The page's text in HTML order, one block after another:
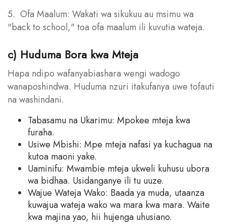
5. Ofa Maalum: Wakati wa sikukuu au msimu wa
"back to school," toa ofa maalum ili kuvutia wateja.
c) Huduma Bora kwa Mteja
Hapa ndipo wafanyabiashara wengi wadogo
wanaposhindwa. Huduma nzuri itakufanya uwe tofauti
na washindani.
Tabasamu na Ukarimu: Mpokee mteja kwa
furaha.
Usiwe Mbishi: Mpe mteja nafasi ya kuchagua na
kutoa maoni yake.
Uaminifu: Mwambie mteja ukweli kuhusu ubora
wa bidhaa. Usidanganye ili tu uuze.
Wajue Wateja Wako: Baada ya muda, utaanza
kuwajua wateja wako wa mara kwa mara. Waite
kwa majina yao, hii hujenga uhusiano.